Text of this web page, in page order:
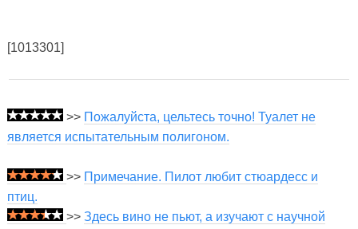
[1013301]
>> Пожалуйста, цельтесь точно! Туалет не
является испытательным полигоном.
>> Примечание. Пилот любит стюардесс и
птиц.
>> Здесь вино не пьют, а изучают с научной